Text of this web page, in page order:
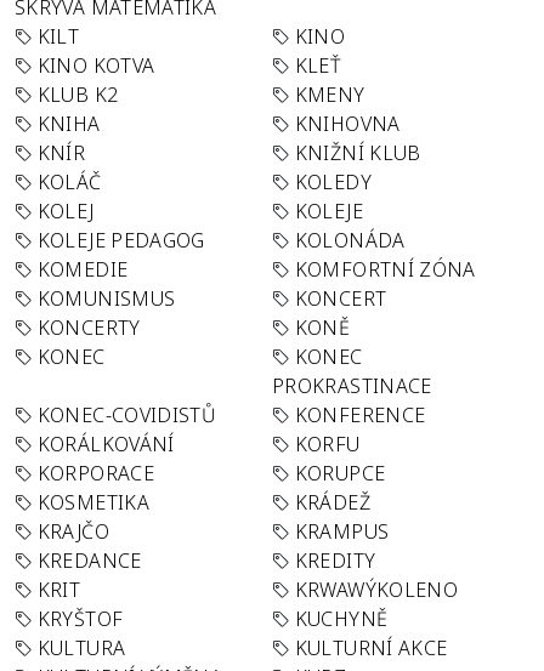
SKRÝVÁ MATEMATIKA
KILT
KINO
KINO KOTVA
KLEŤ
KLUB K2
KMENY
KNIHA
KNIHOVNA
KNÍR
KNIŽNÍ KLUB
KOLÁČ
KOLEDY
KOLEJ
KOLEJE
KOLEJE PEDAGOG
KOLONÁDA
KOMEDIE
KOMFORTNÍ ZÓNA
KOMUNISMUS
KONCERT
KONCERTY
KONĚ
KONEC
KONEC
PROKRASTINACE
KONEC-COVIDISTŮ
KONFERENCE
KORÁLKOVÁNÍ
KORFU
KORPORACE
KORUPCE
KOSMETIKA
KRÁDEŽ
KRAJČO
KRAMPUS
KREDANCE
KREDITY
KRIT
KRWAWÝKOLENO
KRYŠTOF
KUCHYNĚ
KULTURA
KULTURNÍ AKCE